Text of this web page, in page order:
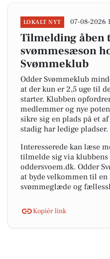
LOKALT NYT 07-08-2026
Tilmelding åben
svømmesæson
Svømmeklub
Odder Svømmeklub
at der kun er 2,5 uge til
starter. Klubben
medlemmer og nye
sikre sig en plads på et
stadig har ledige pladser.
Interesserede kan læse
tilmelde sig via klubbens
oddersvoem.dk. Odder
at byde velkommen til
svømmeglæde og
Kopiér link